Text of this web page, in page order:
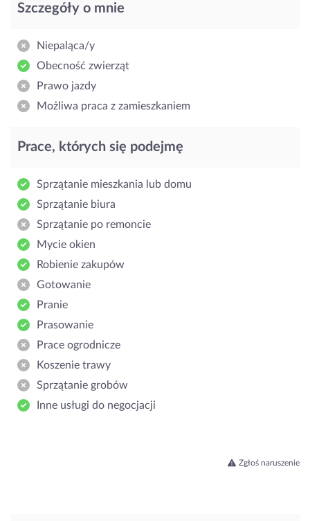
Szczegóły o mnie
Niepaląca/y
Obecność zwierząt
Prawo jazdy
Możliwa praca z zamieszkaniem
Prace, których się podejmę
Sprzątanie mieszkania lub domu
Sprzątanie biura
Sprzątanie po remoncie
Mycie okien
Robienie zakupów
Gotowanie
Pranie
Prasowanie
Prace ogrodnicze
Koszenie trawy
Sprzątanie grobów
Inne usługi do negocjacji
Zgłoś naruszenie